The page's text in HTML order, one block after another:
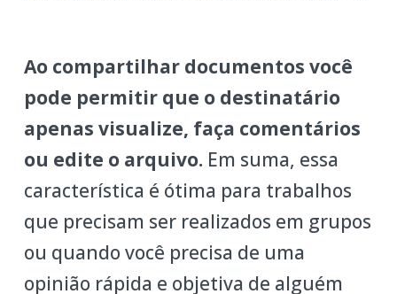
Ao compartilhar documentos você
pode permitir que o destinatário
apenas visualize, faça comentários
ou edite o arquivo. Em suma, essa
característica é ótima para trabalhos
que precisam ser realizados em grupos
ou quando você precisa de uma
opinião rápida e objetiva de alguém